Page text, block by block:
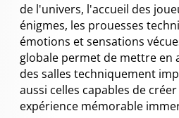
de l'univers, l'accueil des
énigmes, les prouesses
émotions et sensations
globale permet de mettre en
des salles techniquement
aussi celles capables de
expérience mémorable